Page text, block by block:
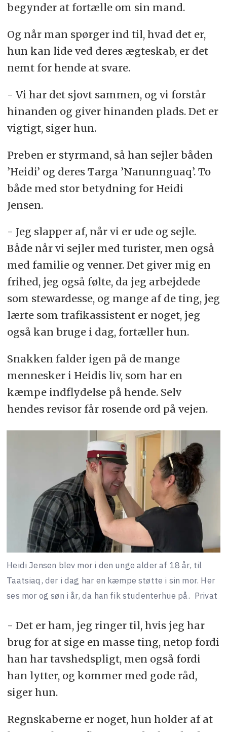
begynder at fortælle om sin mand.
Og når man spørger ind til, hvad det er,
hun kan lide ved deres ægteskab, er det
nemt for hende at svare.
- Vi har det sjovt sammen, og vi forstår
hinanden og giver hinanden plads. Det er
vigtigt, siger hun.
Preben er styrmand, så han sejler båden
’Heidi’ og deres Targa ’Nanunnguaq’. To
både med stor betydning for Heidi
Jensen.
- Jeg slapper af, når vi er ude og sejle.
Både når vi sejler med turister, men også
med familie og venner. Det giver mig en
frihed, jeg også følte, da jeg arbejdede
som stewardesse, og mange af de ting, jeg
lærte som trafikassistent er noget, jeg
også kan bruge i dag, fortæller hun.
Snakken falder igen på de mange
mennesker i Heidis liv, som har en
kæmpe indflydelse på hende. Selv
hendes revisor får rosende ord på vejen.
Heidi Jensen blev mor i den unge alder af 18 år, til
Taatsiaq, der i dag har en kæmpe støtte i sin mor. Her
ses mor og søn i år, da han fik studenterhue på. Privat
- Det er ham, jeg ringer til, hvis jeg har
brug for at sige en masse ting, netop fordi
han har tavshedspligt, men også fordi
han lytter, og kommer med gode råd,
siger hun.
Regnskaberne er noget, hun holder af at